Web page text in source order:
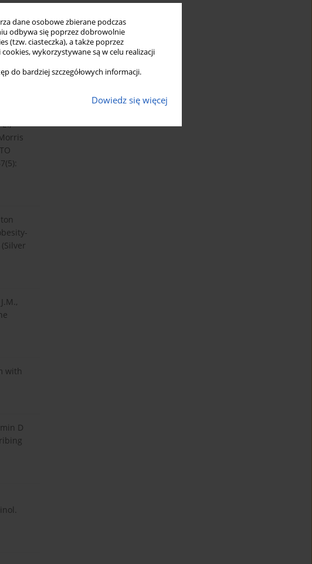
dane osobowe zbierane podczas
odbywa się poprzez dobrowolnie
(tzw. ciasteczka), a także poprzez
wykorzystywane są w celu realizacji
do bardziej szczegółowych informacji.
Dowiedz się więcej
with
D